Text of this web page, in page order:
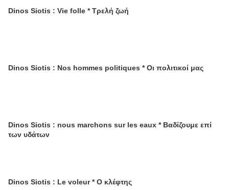
Dinos Siotis : Vie folle * Τρελή ζωή
Dinos Siotis : Nos hommes politiques * Οι πολιτικοί μας
Dinos Siotis : nous marchons sur les eaux * Βαδίζουμε επί
των υδάτων
Dinos Siotis : Le voleur * Ο κλέφτης